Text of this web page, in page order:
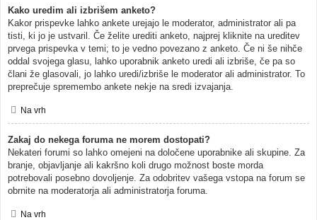
Kako uredim ali izbrišem anketo?
Kakor prispevke lahko ankete urejajo le moderator, administrator ali pa
tisti, ki jo je ustvaril. Če želite urediti anketo, najprej kliknite na ureditev
prvega prispevka v temi; to je vedno povezano z anketo. Če ni še nihče
oddal svojega glasu, lahko uporabnik anketo uredi ali izbriše, če pa so
člani že glasovali, jo lahko uredi/izbriše le moderator ali administrator. To
preprečuje spremembo ankete nekje na sredi izvajanja.
Na vrh
Zakaj do nekega foruma ne morem dostopati?
Nekateri forumi so lahko omejeni na določene uporabnike ali skupine. Za
branje, objavljanje ali kakršno koli drugo možnost boste morda
potrebovali posebno dovoljenje. Za odobritev vašega vstopa na forum se
obrnite na moderatorja ali administratorja foruma.
Na vrh